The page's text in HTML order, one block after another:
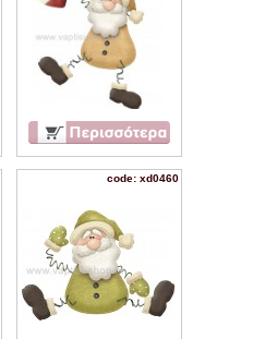
code: xd0460